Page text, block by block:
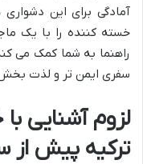
آمادگی برای این
خسته کننده را با یک
راهنما به شما کمک می
سفری ایمن تر و لذت بخش
لزوم آشنایی
ترکیه پیش از